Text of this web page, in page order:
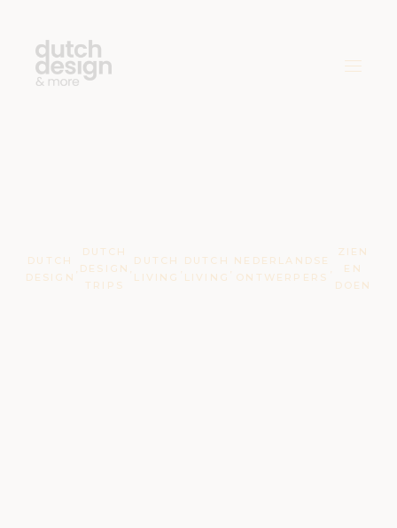
DUTCH
DESIGN
,
DUTCH
DESIGN
TRIPS
,
DUTCH
LIVING
,
DUTCH
LIVING
,
NEDERLANDSE
ONTWERPERS
,
ZIEN
EN
DOEN